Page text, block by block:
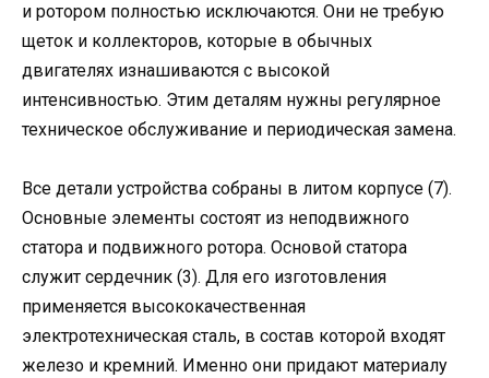
и ротором полностью исключаются. Они не требую
щеток и коллекторов, которые в обычных
двигателях изнашиваются с высокой
интенсивностью. Этим деталям нужны регулярное
техническое обслуживание и периодическая замена.
Все детали устройства собраны в литом корпусе (7).
Основные элементы состоят из неподвижного
статора и подвижного ротора. Основой статора
служит сердечник (3). Для его изготовления
применяется высококачественная
электротехническая сталь, в состав которой входят
железо и кремний. Именно они придают материалу